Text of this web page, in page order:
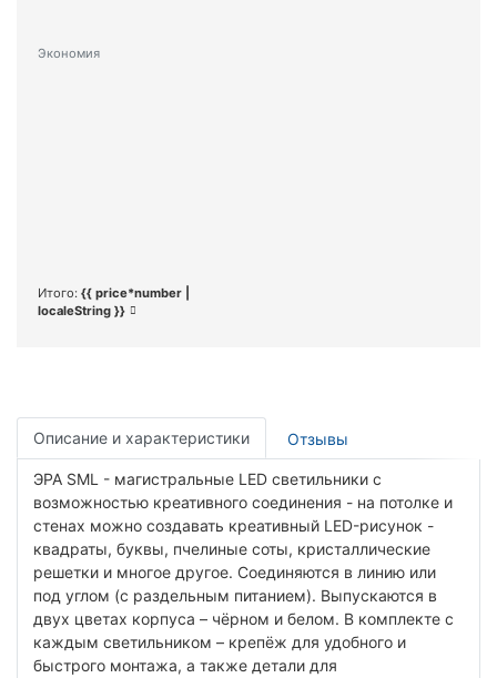
Экономия
Итого: {{ price*number |
localeString }}
Описание и характеристики Отзывы
ЭРА SML - магистральные LED светильники с
возможностью креативного соединения - на потолке и
стенах можно создавать креативный LED-рисунок -
квадраты, буквы, пчелиные соты, кристаллические
решетки и многое другое. Соединяются в линию или
под углом (с раздельным питанием). Выпускаются в
двух цветах корпуса – чёрном и белом. В комплекте с
каждым светильником – крепёж для удобного и
быстрого монтажа, а также детали для